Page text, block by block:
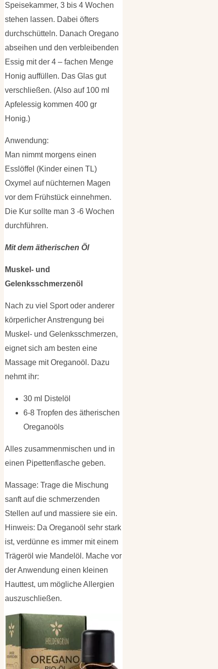
Speisekammer, 3 bis 4 Wochen
stehen lassen. Dabei öfters
durchschütteln. Danach Oregano
abseihen und den verbleibenden
Essig mit der 4 – fachen Menge
Honig auffüllen. Das Glas gut
verschließen. (Also auf 100 ml
Apfelessig kommen 400 gr
Honig.)
Anwendung:
Man nimmt morgens einen
Esslöffel (Kinder einen TL)
Oxymel auf nüchternen Magen
vor dem Frühstück einnehmen.
Die Kur sollte man 3 -6 Wochen
durchführen.
Mit dem ätherischen Öl
Muskel- und
Gelenksschmerzenöl
Nach zu viel Sport oder anderer
körperlicher Anstrengung bei
Muskel- und Gelenksschmerzen,
eignet sich am besten eine
Massage mit Oreganoöl. Dazu
nehmt ihr:
30 ml Distelöl
6-8 Tropfen des ätherischen
Oreganoöls
Alles zusammenmischen und in
einen Pipettenflasche geben.
Massage: Trage die Mischung
sanft auf die schmerzenden
Stellen auf und massiere sie ein.
Hinweis: Da Oreganoöl sehr stark
ist, verdünne es immer mit einem
Trägeröl wie Mandelöl. Mache vor
der Anwendung einen kleinen
Hauttest, um mögliche Allergien
auszuschließen.